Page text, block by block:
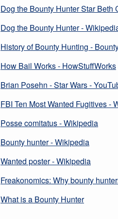
Dog the Bounty Hunter Star
Dog the Bounty Hunter -
History of Bounty Hunting -
How Bail Works - HowStuffWorks
Brian Posehn - Star Wars -
FBI Ten Most Wanted Fugitives -
Posse comitatus - Wikipedia
Bounty hunter - Wikipedia
Wanted poster - Wikipedia
Freakonomics: Why bounty
What is a Bounty Hunter